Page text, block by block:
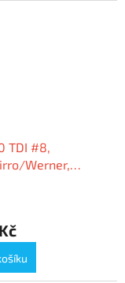
TDI #8,
Werner,
Spark